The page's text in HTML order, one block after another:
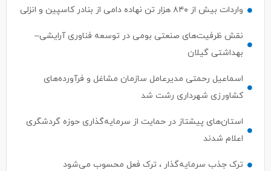
واردات بیش از ۸۴۰ هزار تن نهاده دامی از بنادر كاسپین و انزلی
نقش ظرفیت‌های صنعتی بومی در توسعه فناوری آرایشی–
بهداشتی گیلان
اسماعیل رحمتی مدیرعامل سازمان مشاغل و فرآورده‌های
کشاورزی شهرداری رشت شد
استان‌های پیشتاز در حمایت از سرمایه‌گذاری حوزه گردشگری
اعلام شدند
ترک جذب سرمایه‌گذار ، ترک فعل محسوب می‌شود